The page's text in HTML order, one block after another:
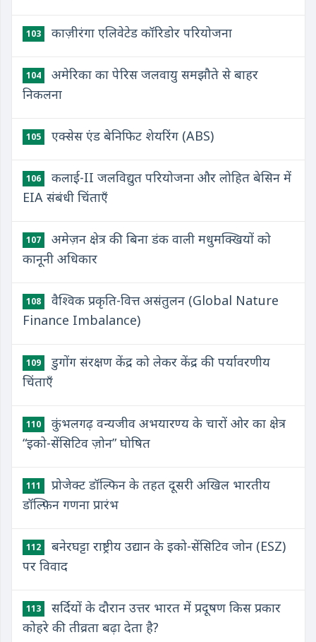
103 काज़ीरंगा एलिवेटेड कॉरिडोर परियोजना
104
अमेरिका का पेरिस जलवायु समझौते से बाहर
निकलना
105 एक्सेस एंड बेनिफिट शेयरिंग (ABS)
106
कलाई-II जलविद्युत परियोजना और लोहित बेसिन में
EIA संबंधी चिंताएँ
107
अमेज़न क्षेत्र की बिना डंक वाली मधुमक्खियों को
कानूनी अधिकार
108
वैश्विक प्रकृति-वित्त असंतुलन (Global Nature
Finance Imbalance)
109
डुगोंग संरक्षण केंद्र को लेकर केंद्र की पर्यावरणीय
चिंताएँ
110
कुंभलगढ़ वन्यजीव अभयारण्य के चारों ओर का क्षेत्र
“इको-सेंसिटिव ज़ोन” घोषित
111
प्रोजेक्ट डॉल्फिन के तहत दूसरी अखिल भारतीय
डॉल्फ़िन गणना प्रारंभ
112
बनेरघट्टा राष्ट्रीय उद्यान के इको-सेंसिटिव जोन (ESZ)
पर विवाद
113
सर्दियों के दौरान उत्तर भारत में प्रदूषण किस प्रकार
कोहरे की तीव्रता बढ़ा देता है?